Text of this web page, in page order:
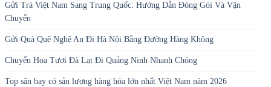
Gửi Trà Việt Nam Sang Trung Quốc: Hướng Dẫn Đóng Gói Và Vận
Chuyển
Gửi Quà Quê Nghệ An Đi Hà Nội Bằng Đường Hàng Không
Chuyển Hoa Tươi Đà Lạt Đi Quảng Ninh Nhanh Chóng
Top sân bay có sản lượng hàng hóa lớn nhất Việt Nam năm 2026